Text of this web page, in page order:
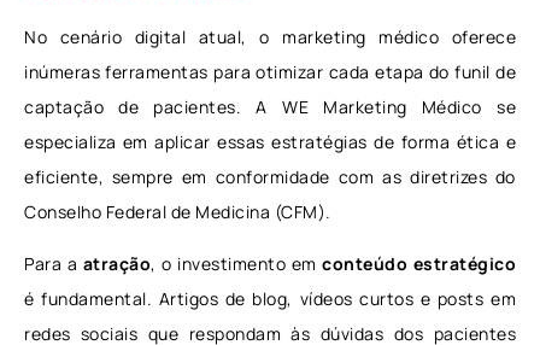
No cenário digital atual, o marketing médico oferece
inúmeras ferramentas para otimizar cada etapa do funil de
captação de pacientes. A WE Marketing Médico se
especializa em aplicar essas estratégias de forma ética e
eficiente, sempre em conformidade com as diretrizes do
Conselho Federal de Medicina (CFM).
Para a atração, o investimento em conteúdo estratégico
é fundamental. Artigos de blog, vídeos curtos e posts em
redes sociais que respondam às dúvidas dos pacientes